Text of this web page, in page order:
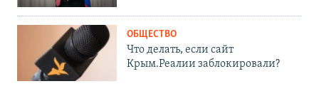
ОБЩЕСТВО
Что делать, если сайт
Крым.Реалии заблокировали?